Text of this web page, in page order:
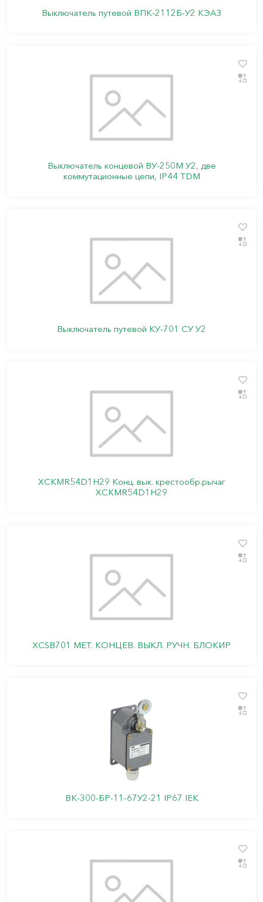
Выключатель путевой ВПК-2112Б-У2 КЭАЗ
Выключатель концевой ВУ-250М У2, две
коммутационные цепи, IP44 TDM
Выключатель путевой КУ-701 СУ У2
XCKMR54D1H29 Конц. вык. крестообр.рычаг
XCKMR54D1H29
XCSB701 МЕТ. КОНЦЕВ. ВЫКЛ. РУЧН. БЛОКИР
ВК-300-БР-11-67У2-21 IP67 IEK